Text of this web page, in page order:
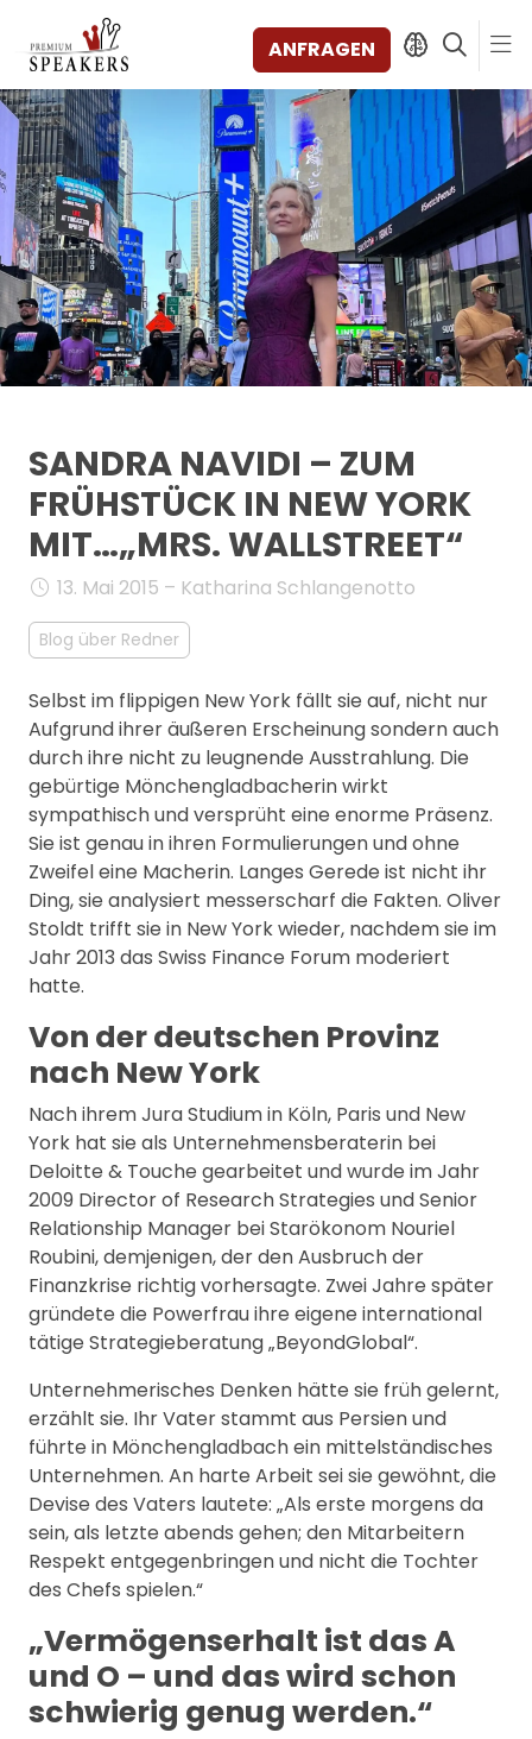
ANFRAGEN
SPEAKERS
THEMEN
ENTDECKEN
SHORTS
VIDEOS
BÜCHER
KATEGORIEN
BACKSTAGE
AGENTUR
KONTAKT & STANDORTE
MANAGEMENT
FAQ
SANDRA NAVIDI – ZUM
FRÜHSTÜCK IN NEW YORK
MIT…„MRS. WALLSTREET“
13. Mai 2015 – Katharina Schlangenotto
Blog über Redner
Selbst im flippigen New York fällt sie auf, nicht nur
Aufgrund ihrer äußeren Erscheinung sondern auch
durch ihre nicht zu leugnende Ausstrahlung. Die
gebürtige Mönchengladbacherin wirkt
sympathisch und versprüht eine enorme Präsenz.
Sie ist genau in ihren Formulierungen und ohne
Zweifel eine Macherin. Langes Gerede ist nicht ihr
Ding, sie analysiert messerscharf die Fakten. Oliver
Stoldt trifft sie in New York wieder, nachdem sie im
Jahr 2013 das Swiss Finance Forum moderiert
hatte.
Von der deutschen Provinz
nach New York
Nach ihrem Jura Studium in Köln, Paris und New
York hat sie als Unternehmensberaterin bei
Deloitte & Touche gearbeitet und wurde im Jahr
2009 Director of Research Strategies und Senior
Relationship Manager bei Starökonom Nouriel
Roubini, demjenigen, der den Ausbruch der
Finanzkrise richtig vorhersagte. Zwei Jahre später
gründete die Powerfrau ihre eigene international
tätige Strategieberatung „BeyondGlobal“.
Unternehmerisches Denken hätte sie früh gelernt,
erzählt sie. Ihr Vater stammt aus Persien und
führte in Mönchengladbach ein mittelständisches
Unternehmen. An harte Arbeit sei sie gewöhnt, die
Devise des Vaters lautete: „Als erste morgens da
sein, als letzte abends gehen; den Mitarbeitern
Respekt entgegenbringen und nicht die Tochter
des Chefs spielen.“
„Vermögenserhalt ist das A
und O – und das wird schon
schwierig genug werden.“